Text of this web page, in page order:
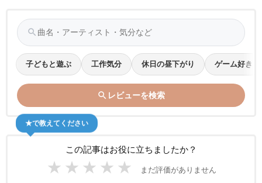
search
子どもと遊ぶ 工作気分 休日の昼下がり ゲーム好き
search レビューを検索
この記事はお役に立ちましたか？
★ ★ ★ ★ ★ まだ評価がありません
★で教えてください